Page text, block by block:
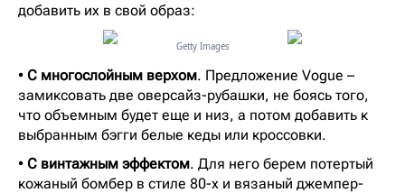
добавить их в свой образ:
Getty Images
• С многослойным верхом. Предложение Vogue –
замиксовать две оверсайз-рубашки, не боясь того,
что объемным будет еще и низ, а потом добавить к
выбранным бэгги белые кеды или кроссовки.
• С винтажным эффектом. Для него берем потертый
кожаный бомбер в стиле 80-х и вязаный джемпер-